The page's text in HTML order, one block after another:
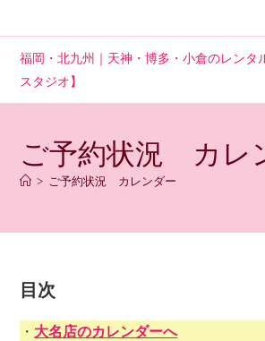
へ
福岡・北九州｜天神・博多・小倉のレンタ
スタジオ】
ご予約状況 カレ
> ご予約状況 カレンダー
目次
・ 大名店のカレンダーへ